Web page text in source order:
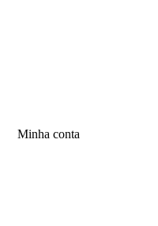
Minha conta